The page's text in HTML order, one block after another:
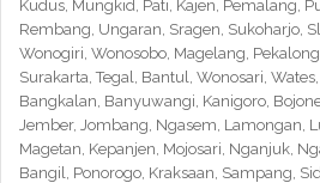
Kudus, Mungkid, Pati, Kajen, Pemalang,
Rembang, Ungaran, Sragen, Sukoharjo,
Wonogiri, Wonosobo, Magelang,
Surakarta, Tegal, Bantul, Wonosari,
Bangkalan, Banyuwangi, Kanigoro,
Jember, Jombang, Ngasem, Lamongan,
Magetan, Kepanjen, Mojosari, Nganjuk,
Bangil, Ponorogo, Kraksaan, Sampang,